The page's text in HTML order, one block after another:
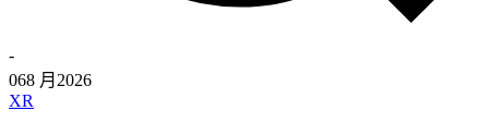
-
068 月 2026
XR